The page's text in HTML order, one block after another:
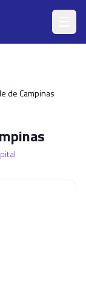
de Campinas